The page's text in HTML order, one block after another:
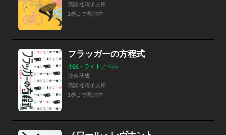
講談社電子文庫
1巻まで配信中
フラッガーの方程式
小説・ライトノベル
浅倉秋成
講談社電子文庫
1巻まで配信中